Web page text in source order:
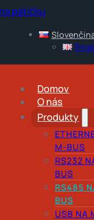
pätičku
Domov
O nás
Produkty
M-BUS
RS232
BUS
RS485
BUS
USB NA